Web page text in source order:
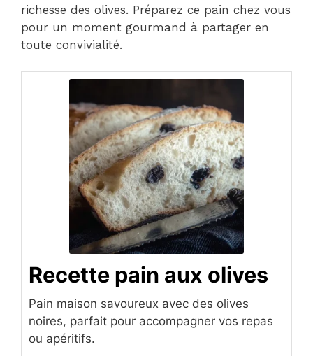
richesse des olives. Préparez ce pain chez vous
pour un moment gourmand à partager en
toute convivialité.
Recette pain aux olives
Pain maison savoureux avec des olives
noires, parfait pour accompagner vos repas
ou apéritifs.